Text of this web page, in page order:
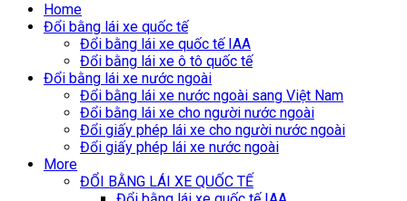
Home
Đổi bằng lái xe quốc tế
Đổi bằng lái xe quốc tế IAA
Đổi bằng lái xe ô tô quốc tế
Đổi bằng lái xe nước ngoài
Đổi bằng lái xe nước ngoài sang Việt Nam
Đổi bằng lái xe cho người nước ngoài
Đổi giấy phép lái xe cho người nước ngoài
Đổi giấy phép lái xe nước ngoài
More
ĐỔI BẰNG LÁI XE QUỐC TẾ